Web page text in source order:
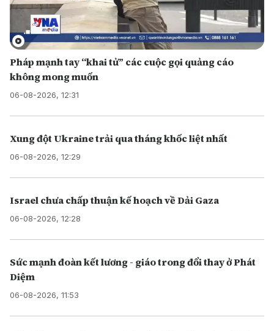
Pháp mạnh tay “khai tử” các cuộc gọi quảng cáo
không mong muốn
06-08-2026, 12:31
Xung đột Ukraine trải qua tháng khốc liệt nhất
06-08-2026, 12:29
Israel chưa chấp thuận kế hoạch về Dải Gaza
06-08-2026, 12:28
Sức mạnh đoàn kết lương - giáo trong đổi thay ở Phát
Diệm
06-08-2026, 11:53